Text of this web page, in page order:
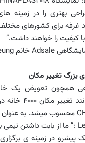
بهتری را در زمینه
غرفه برای کشورهای
کیفیت را خواهند داشت.”
Adsaleخانم
بزرگ تغییر مکان
همچون تعویض یک
همانند
محسوب میشد. به عنوان
:” ما از بابت داشتن